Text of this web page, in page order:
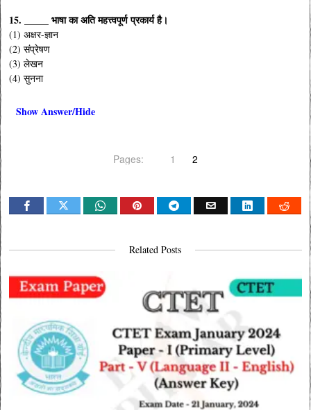
15. _____ भाषा का अति महत्त्वपूर्ण प्रकार्य है।
(1) अक्षर-ज्ञान
(2) संप्रेषण
(3) लेखन
(4) सुनना
Show Answer/Hide
Pages: 1 2
Related Posts